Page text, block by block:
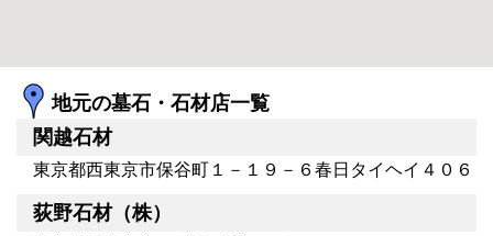
地元の墓石・石材店一覧
関越石材
東京都西東京市保谷町１－１９－６春日タイヘイ４０６
荻野石材（株）